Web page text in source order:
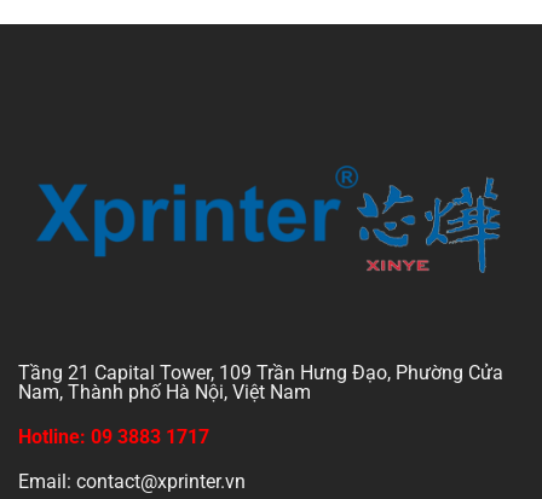
Tầng 21 Capital Tower, 109 Trần Hưng Đạo, Phường Cửa
Nam, Thành phố Hà Nội, Việt Nam
Hotline: 09 3883 1717
Email: contact@xprinter.vn